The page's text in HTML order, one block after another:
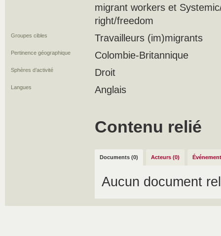
migrant workers et
right/freedom
Groupes cibles Travailleurs (im)migrants
Pertinence géographique Colombie-Britannique
Sphères d’activité Droit
Langues Anglais
Contenu relié
Documents (0) Acteurs (0)
Aucun document